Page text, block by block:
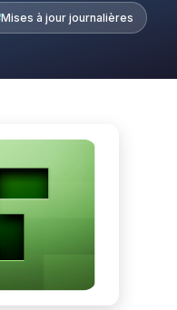
Mises à jour journalières